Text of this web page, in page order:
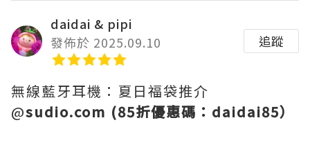
daidai & pipi
發佈於 2025.09.10
追蹤
無線藍牙耳機：夏日福袋推介
@sudio.com (85折優惠碼：daidai85）